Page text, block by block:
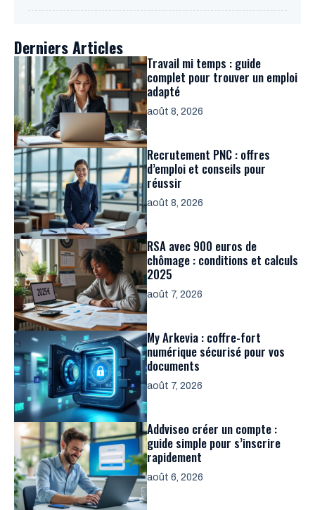
Derniers Articles
Travail mi temps : guide
complet pour trouver un emploi
adapté
août 8, 2026
Recrutement PNC : offres
d’emploi et conseils pour
réussir
août 8, 2026
RSA avec 900 euros de
chômage : conditions et calculs
2025
août 7, 2026
My Arkevia : coffre-fort
numérique sécurisé pour vos
documents
août 7, 2026
Addviseo créer un compte :
guide simple pour s’inscrire
rapidement
août 6, 2026